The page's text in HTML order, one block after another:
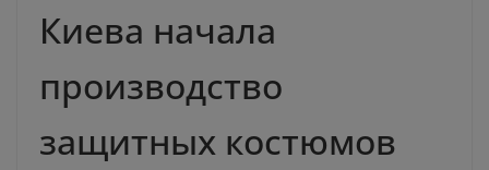
Киева начала
производство
защитных костюмов